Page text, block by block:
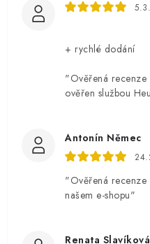
+ rychlé dodání
"Ověřená recenze
ověřen službou
Antonín Němec
"Ověřená
našem e-shopu"
Renata Slavíková